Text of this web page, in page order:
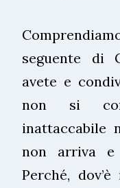
seguente di
avete e
non si
inattaccabile
non arriva
Perché,